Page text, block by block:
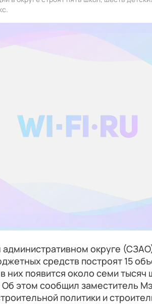
округе
средств построят 15
них появится около семи тысяч
этом сообщил заместитель
политики и